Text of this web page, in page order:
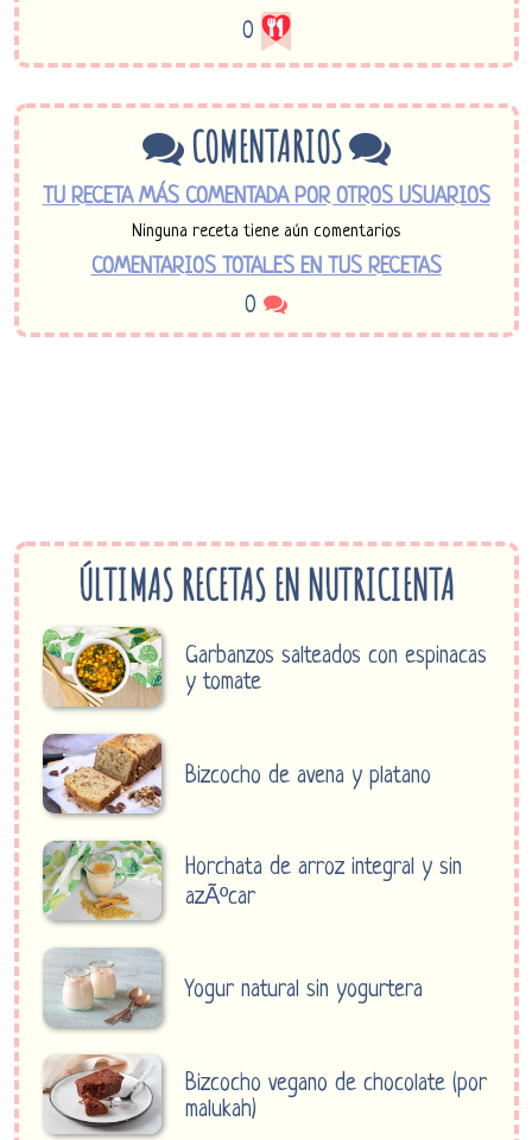
0
COMENTARIOS
TU RECETA MÁS COMENTADA POR OTROS USUARIOS
Ninguna receta tiene aún comentarios
COMENTARIOS TOTALES EN TUS RECETAS
0
ÚLTIMAS RECETAS EN NUTRICIENTA
Garbanzos salteados con espinacas
y tomate
Bizcocho de avena y platano
Horchata de arroz integral y sin
azÃºcar
Yogur natural sin yogurtera
Bizcocho vegano de chocolate (por
malukah)